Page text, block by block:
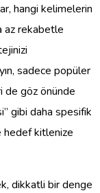
hangi kelimelerin
az rekabetle
sadece popüler
de göz önünde
gibi daha spesifik
hedef kitlenize
dikkatli bir denge